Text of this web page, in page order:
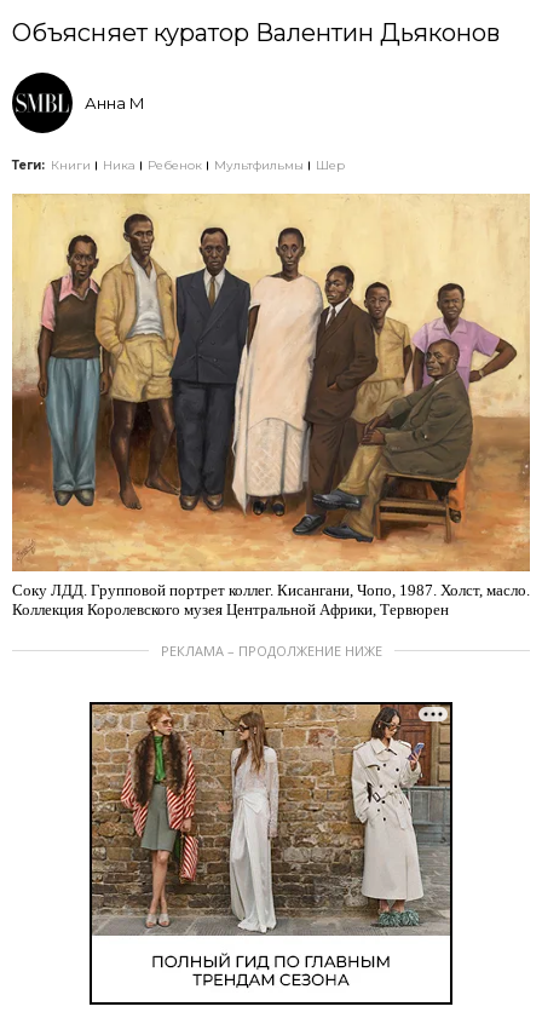
Объясняет куратор Валентин Дьяконов
Анна М
Теги: Книги Ника Ребенок Мультфильмы Шер
Соку ЛДД. Групповой портрет коллег. Кисангани, Чопо, 1987. Холст, масло.
Коллекция Королевского музея Центральной Африки, Тервюрен
РЕКЛАМА – ПРОДОЛЖЕНИЕ НИЖЕ